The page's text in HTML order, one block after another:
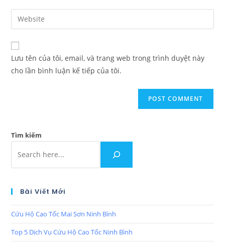
Lưu tên của tôi, email, và trang web trong trình duyệt này
cho lần bình luận kế tiếp của tôi.
Tìm kiếm
Bài Viết Mới
Cứu Hộ Cao Tốc Mai Sơn Ninh Bình
Top 5 Dịch Vụ Cứu Hộ Cao Tốc Ninh Bình